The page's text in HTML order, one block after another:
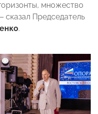
множество
сказал Председатель
.